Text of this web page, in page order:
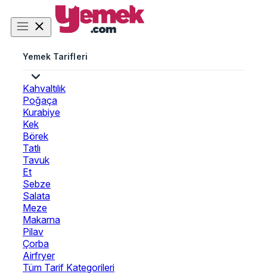
Yemek Tarifleri
Kahvaltılık
Poğaça
Kurabiye
Kek
Börek
Tatlı
Tavuk
Et
Sebze
Salata
Meze
Makarna
Pilav
Çorba
Airfryer
Tüm Tarif Kategorileri